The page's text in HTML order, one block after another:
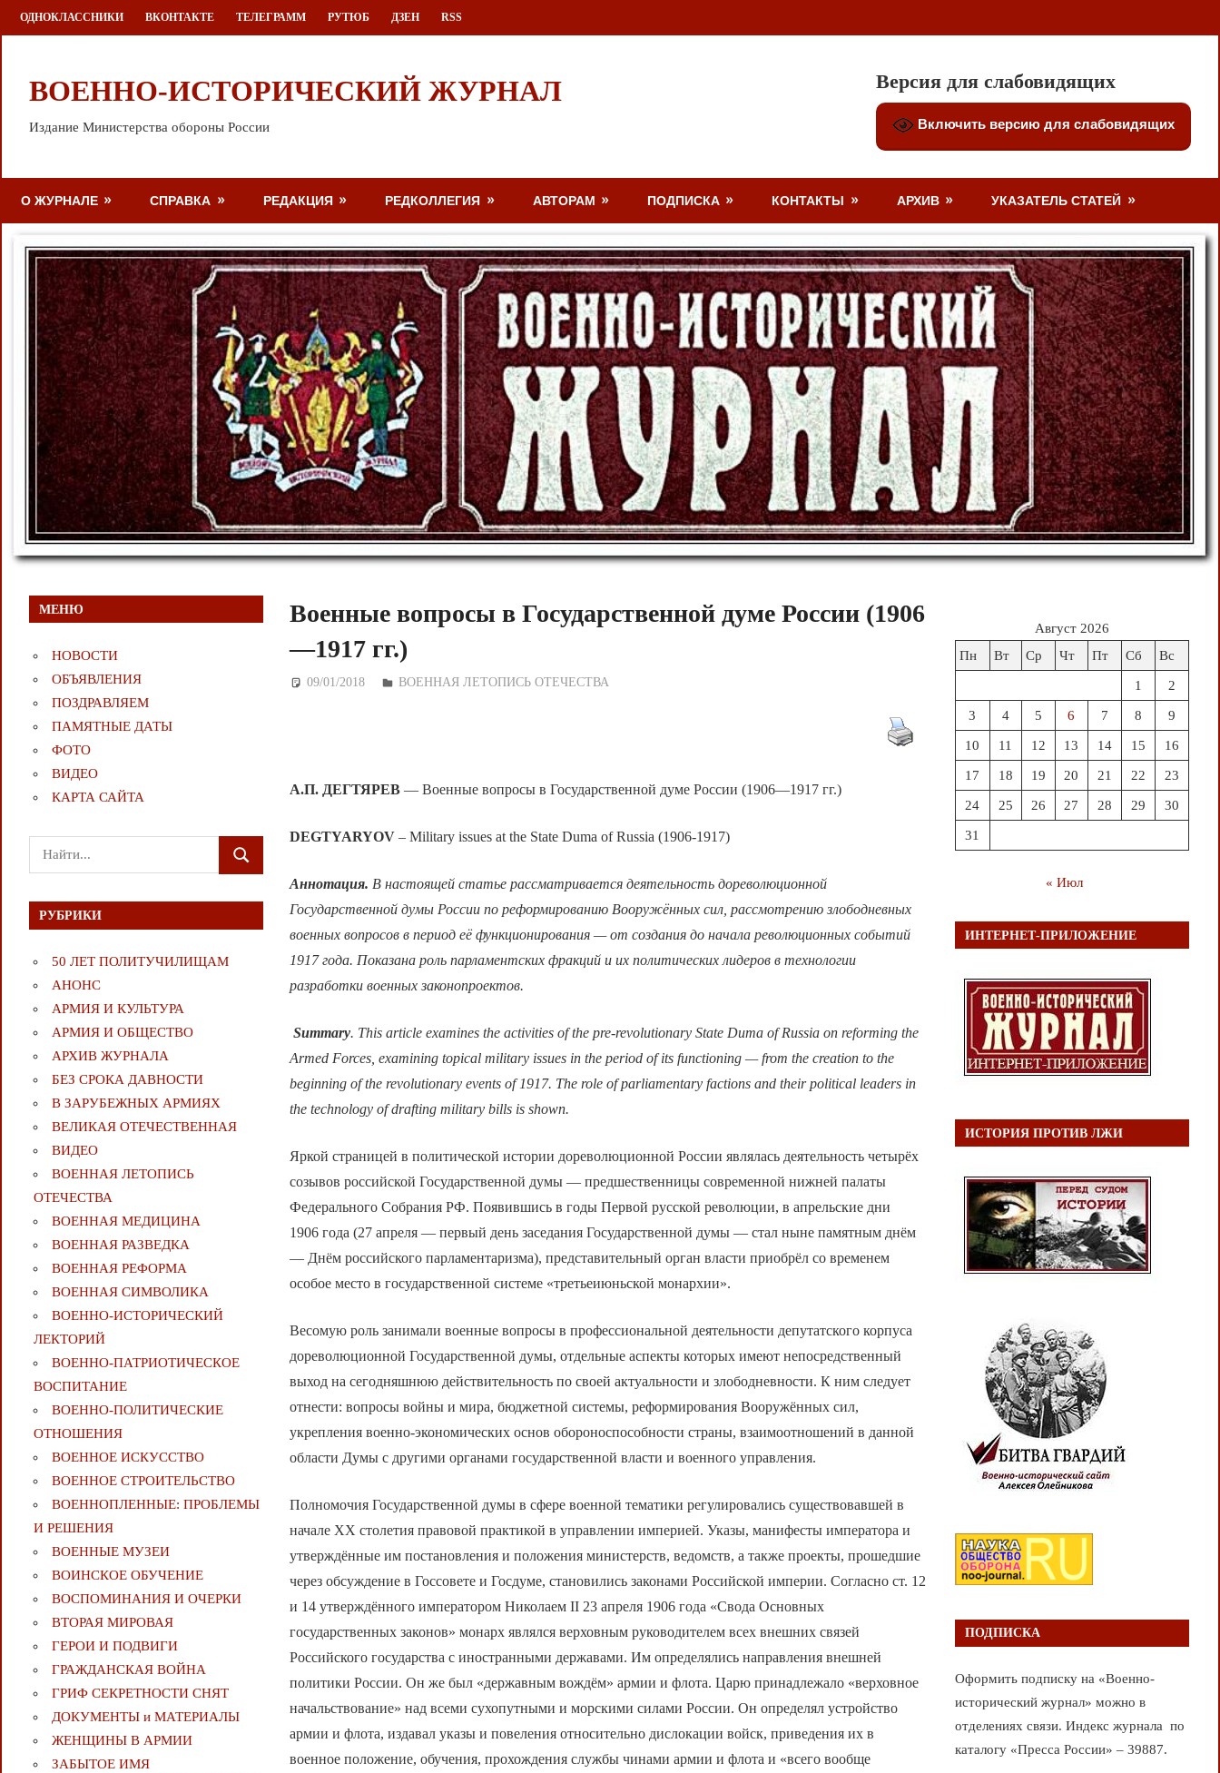
Перейти
к
ОДНОКЛАССНИКИ ВКОНТАКТЕ ТЕЛЕГРАММ РУТЮБ ДЗЕН RSS
ВОЕННО-ИСТОРИЧЕСКИЙ ЖУРНАЛ
Издание Министерства обороны России
Версия для слабовидящих
Включить версию для слабовидящих
О ЖУРНАЛЕ СПРАВКА РЕДАКЦИЯ РЕДКОЛЛЕГИЯ АВТОРАМ ПОДПИСКА КОНТАКТЫ АРХИВ УКАЗАТЕЛЬ СТАТЕЙ
Военные вопросы в Государственной думе России (1906
—1917 гг.)
09/01/2018 Дежурный по Редакции
ВОЕННАЯ ЛЕТОПИСЬ ОТЕЧЕСТВА
А.П. ДЕГТЯРЕВ — Военные вопросы в Государственной думе России (1906—1917 гг.)
DEGTYARYOV – Military issues at the State Duma of Russia (1906-1917)
Аннотация. В настоящей статье рассматривается деятельность дореволюционной
Государственной думы России по реформированию Вооружённых сил, рассмотрению злободневных
военных вопросов в период её функционирования — от создания до начала революционных событий
1917 года. Показана роль парламентских фракций и их политических лидеров в технологии
разработки военных законопроектов.
Summary. This article examines the activities of the pre-revolutionary State Duma of Russia on reforming the
Armed Forces, examining topical military issues in the period of its functioning — from the creation to the
beginning of the revolutionary events of 1917. The role of parliamentary factions and their political leaders in
the technology of drafting military bills is shown.
Яркой страницей в политической истории дореволюционной России являлась деятельность четырёх
созывов российской Государственной думы — предшественницы современной нижней палаты
Федерального Собрания РФ. Появившись в годы Первой русской революции, в апрельские дни
1906 года (27 апреля — первый день заседания Государственной думы — стал ныне памятным днём
— Днём российского парламентаризма), представительный орган власти приобрёл со временем
особое место в государственной системе «третьеиюньской монархии».
Весомую роль занимали военные вопросы в профессиональной деятельности депутатского корпуса
дореволюционной Государственной думы, отдельные аспекты которых имеют непосредственный
выход на сегодняшнюю действительность по своей актуальности и злободневности. К ним следует
отнести: вопросы войны и мира, бюджетной системы, реформирования Вооружённых сил,
укрепления военно-экономических основ обороноспособности страны, взаимоотношений в данной
области Думы с другими органами государственной власти и военного управления.
Полномочия Государственной думы в сфере военной тематики регулировались существовавшей в
начале XX столетия правовой практикой в управлении империей. Указы, манифесты императора и
утверждённые им постановления и положения министерств, ведомств, а также проекты, прошедшие
через обсуждение в Госсовете и Госдуме, становились законами Российской империи. Согласно ст. 12
и 14 утверждённого императором Николаем II 23 апреля 1906 года «Свода Основных
государственных законов» монарх являлся верховным руководителем всех внешних связей
Российского государства с иностранными державами. Им определялись направления внешней
политики России. Он же был «державным вождём» армии и флота. Царю принадлежало «верховное
начальствование» над всеми сухопутными и морскими силами России. Он определял устройство
армии и флота, издавал указы и повеления относительно дислокации войск, приведения их в
военное положение, обучения, прохождения службы чинами армии и флота и «всего вообще
МЕНЮ
НОВОСТИ
ОБЪЯВЛЕНИЯ
ПОЗДРАВЛЯЕМ
ПАМЯТНЫЕ ДАТЫ
ФОТО
ВИДЕО
КАРТА САЙТА
Поиск
для:
ПОИСК
РУБРИКИ
50 ЛЕТ ПОЛИТУЧИЛИЩАМ
АНОНС
АРМИЯ И КУЛЬТУРА
АРМИЯ И ОБЩЕСТВО
АРХИВ ЖУРНАЛА
БЕЗ СРОКА ДАВНОСТИ
В ЗАРУБЕЖНЫХ АРМИЯХ
ВЕЛИКАЯ ОТЕЧЕСТВЕННАЯ
ВИДЕО
ВОЕННАЯ ЛЕТОПИСЬ
ОТЕЧЕСТВА
ВОЕННАЯ МЕДИЦИНА
ВОЕННАЯ РАЗВЕДКА
ВОЕННАЯ РЕФОРМА
ВОЕННАЯ СИМВОЛИКА
ВОЕННО-ИСТОРИЧЕСКИЙ
ЛЕКТОРИЙ
ВОЕННО-ПАТРИОТИЧЕСКОЕ
ВОСПИТАНИЕ
ВОЕННО-ПОЛИТИЧЕСКИE
ОТНОШЕНИЯ
ВОЕННОЕ ИСКУССТВО
ВОЕННОЕ СТРОИТЕЛЬСТВО
ВОЕННОПЛЕННЫЕ: ПРОБЛЕМЫ
И РЕШЕНИЯ
ВОЕННЫЕ МУЗЕИ
ВОИНСКОЕ ОБУЧЕНИЕ
ВОСПОМИНАНИЯ И ОЧЕРКИ
ВТОРАЯ МИРОВАЯ
ГЕРОИ И ПОДВИГИ
ГРАЖДАНСКАЯ ВОЙНА
ГРИФ СЕКРЕТНОСТИ СНЯТ
ДОКУМЕНТЫ и МАТЕРИАЛЫ
ЖЕНЩИНЫ В АРМИИ
ЗАБЫТОЕ ИМЯ
Август 2026
Пн
Вт Ср Чт Пт Сб Вс
1 2
3 4 5 6 7 8 9
10 11 12 13 14 15 16
17 18 19 20 21 22 23
24 25 26 27 28 29 30
31
« Июл
ИНТЕРНЕТ-ПРИЛОЖЕНИЕ
ИСТОРИЯ ПРОТИВ ЛЖИ
ПОДПИСКА
Оформить подписку на «Военно-
исторический журнал» можно в
отделениях связи. Индекс журнала по
каталогу «Пресса России» – 39887.